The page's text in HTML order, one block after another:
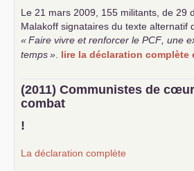
Le 21 mars 2009, 155 militants, de 29
Malakoff signataires du texte alternatif
«Faire vivre et renforcer le PCF , une
temps» lire la déclaration complète
(2011) Communistes de
combat
!
La déclaration complète